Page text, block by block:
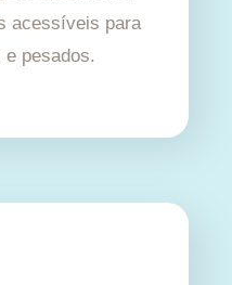
acessíveis para
pesados.